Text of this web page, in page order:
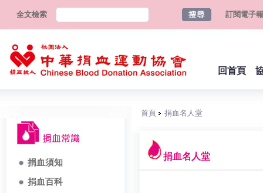
全文檢索 訂閱電子報
回首頁
捐血須知
捐血百科
首頁 捐血名人堂
捐血名人堂